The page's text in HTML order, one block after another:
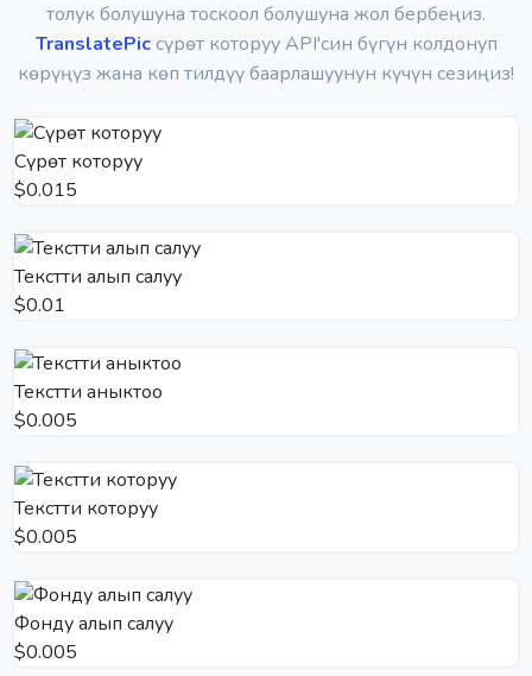
толук болушуна тоскоол болушуна жол бербеңиз.
TranslatePicсүрөт которуу API'син бүгүн колдонуп
көрүңүз жана көп тилдүү баарлашуунун күчүн сезиңиз!
Сүрөт которуу
$0.015
Текстти алып салуу
$0.01
Текстти аныктоо
$0.005
Текстти которуу
$0.005
Фонду алып салуу
$0.005